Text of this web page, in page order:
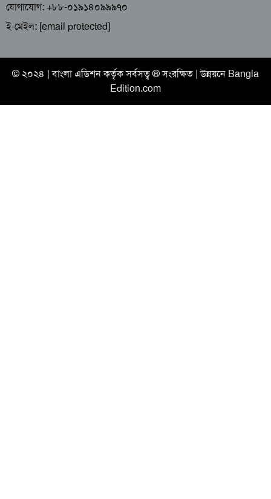
যোগাযোগ: +৮৮-০১৯১৪০৯৯৯৭০
ই-মেইল: [email protected]
© ২০২৪ |বাংলা এডিশনকর্তৃক সর্বসত্ব ® সংরক্ষিত | উন্নয়নে Bangla
Edition.com